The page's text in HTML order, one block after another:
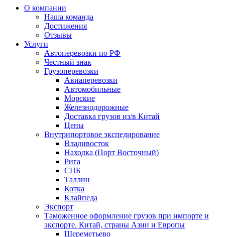
О компании
Наша команда
Достижения
Отзывы
Услуги
Автоперевозки по РФ
Честный знак
Грузоперевозки
Авиаперевозки
Автомобильные
Морские
Железнодорожные
Доставка грузов из/в Китай
Цены
Внутрипортовое экспедирование
Владивосток
Находка (Порт Восточный)
Рига
СПБ
Таллин
Котка
Клайпеда
Экспорт
Таможенное оформление грузов при импорте и
экспорте. Китай, страны Азии и Европы
Шереметьево